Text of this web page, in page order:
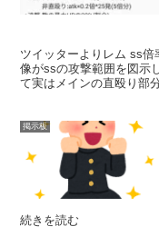
ツイッターよりレム ss
像がssの攻撃範囲を図示
て実はメインの直殴り部
掲示板
続きを読む